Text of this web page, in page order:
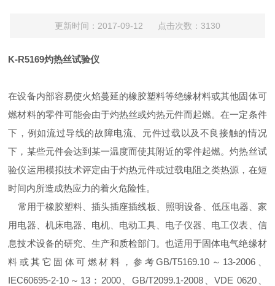
更新时间：2017-09-12 点击次数：3130
K-R5169灼热丝试验仪
在设备内部容易使火焰蔓延的橡胶塑料等绝缘材料或其他固体可
燃材料的零件可能会由于灼热丝或灼热元件而起燃。在一定条件
下，例如流过导线的故障电流、元件过载以及不良接触的情况
下，某些元件会达到某一温度而使其附近的零件起燃。灼热丝试
验仪运用模拟技术评定由于灼热元件或过载电阻之类热源，在短
时间内所造成热应力的着火危险性。
常用于橡胶塑料、插头插座插线板、照明设备、低压电器、家
用电器、机床电器、电机、电动工具、电子仪器、电工仪表、信
息技术设备的研究、生产和质检部门。也适用于固体电气绝缘材
料或其它固体可燃材料，参考GB/T5169.10～13-2006、
IEC60695-2-10～13：2000、GB/T2099.1-2008、VDE 0620、